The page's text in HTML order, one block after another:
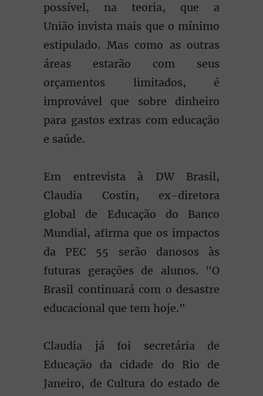
possível, na teoria, que a
União invista mais que o mínimo
estipulado. Mas como as outras
áreas estarão com seus
orçamentos limitados, é
improvável que sobre dinheiro
para gastos extras com educação
e saúde.
Em entrevista à DW Brasil,
Claudia Costin, ex-diretora
global de Educação do Banco
Mundial, afirma que os impactos
da PEC 55 serão danosos às
futuras gerações de alunos. "O
Brasil continuará com o desastre
educacional que tem hoje."
Claudia já foi secretária de
Educação da cidade do Rio de
Janeiro, de Cultura do estado de